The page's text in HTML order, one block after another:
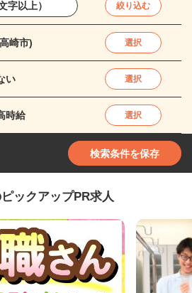
絞り込む
崎市) 選択
い 選択
時給 選択
検索条件を保存
ックアップPR求人